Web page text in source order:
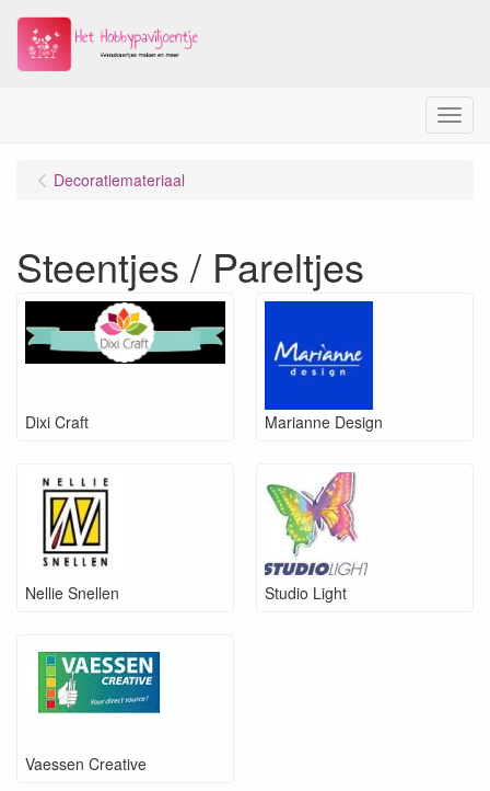
Menu
Decoratiemateriaal
Steentjes / Pareltjes
Dixi Craft Marianne Design
Nellie Snellen Studio Light
Vaessen Creative